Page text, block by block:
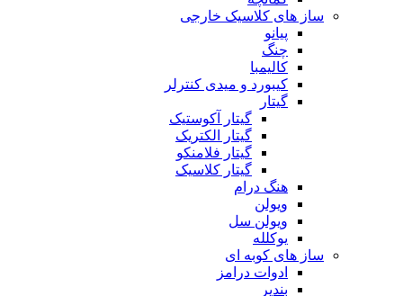
ساز های کلاسیک خارجی
پیانو
چنگ
کالیمبا
کیبورد و میدی کنترلر
گیتار
گیتار آکوستیک
گیتار الکتریک
گیتار فلامنکو
گیتار کلاسیک
هنگ درام
ویولن
ویولن سل
یوکلله
ساز های کوبه ای
ادوات درامز
بندیر